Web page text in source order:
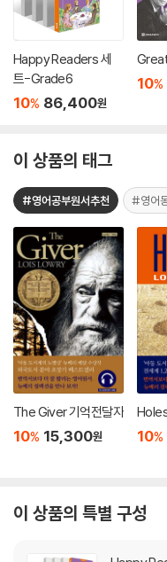
Happy Readers 세
트-Grade6
10% 86,400원
10%
이 상품의 태그
#영어공부원서추천 #영어
The Giver 기억전달자
10% 15,300원 10%
이 상품의 특별 구성